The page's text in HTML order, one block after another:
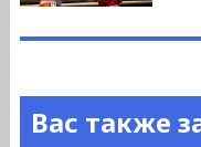
Вас также